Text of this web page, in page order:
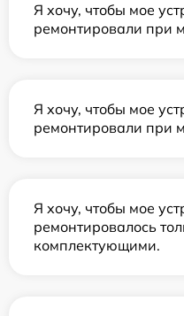
Я хочу, чтобы мое
ремонтировали при
Я хочу, чтобы мое
ремонтировали при
Я хочу, чтобы мое
ремонтировалось
комплектующими.